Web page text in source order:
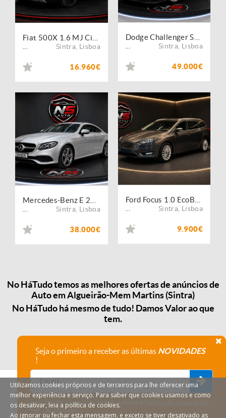
Sintra Lisboa
16.960€
Sintra Lisboa
49.000€
Sintra Lisboa
38.000€
Sintra Lisboa
9.900€
No HáTudo temos as melhores ofertas de anúncios de
Auto em Algueirão-Mem Martins (Sintra)
No HáTudo há mesmo de tudo! Damos Valor ao que
tem.
Seja o primeiro a receber as últimas NOVIDADES
!
Declaro que compreendi e aceito a Política de privacidade
do HáTudo.
Utilizamos cookies próprios e de terceiros para lhe oferecer uma
melhor experiência e serviço. Para saber que cookies usamos e como
os desativar, leia a política de cookies.
Ao ignorar ou fechar esta mensagem, e exceto se tiver desativado as